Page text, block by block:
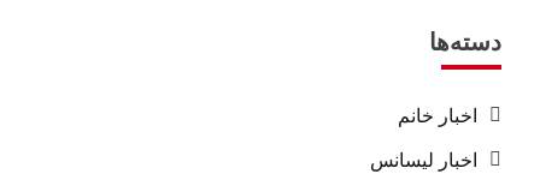
دسته‌ها
اخبار خانم
اخبار لیسانس